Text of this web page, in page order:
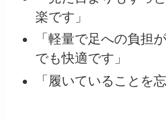
楽です」
「軽量で足への負担
でも快適です」
「履いていることを